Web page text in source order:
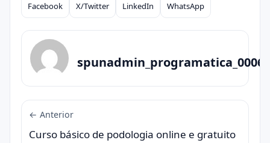
Compartilhar
Facebook X/Twitter LinkedIn WhatsApp
spunadmin_programatica_0006
← Anterior
Curso básico de podologia online e gratuito